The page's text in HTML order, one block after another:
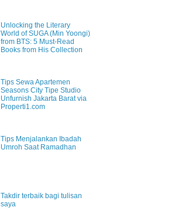
Unlocking the Literary
World of SUGA (Min Yoongi)
from BTS: 5 Must-Read
Books from His Collection
Tips Sewa Apartemen
Seasons City Tipe Studio
Unfurnish Jakarta Barat via
Properti1.com
Tips Menjalankan Ibadah
Umroh Saat Ramadhan
Takdir terbaik bagi tulisan
saya